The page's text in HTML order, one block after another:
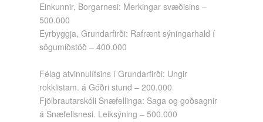
Einkunnir, Borgarnesi: Merkingar svæðisins –
500.000
Eyrbyggja, Grundarfirði: Rafrænt sýningarhald í
sögumiðstöð – 400.000
Félag atvinnulífsins í Grundarfirði: Ungir
rokklistam. á Góðri stund – 200.000
Fjölbrautarskóli Snæfellinga: Saga og goðsagnir
á Snæfellsnesi. Leiksýning – 500.000